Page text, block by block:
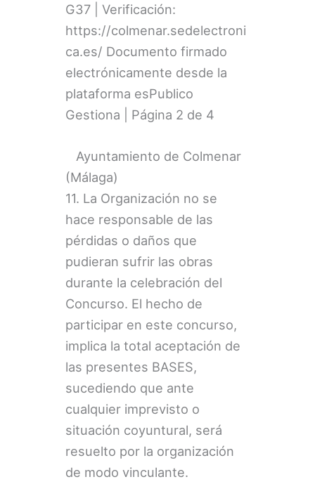
G37 | Verificación:
https://colmenar.sedelectroni
ca.es/ Documento firmado
electrónicamente desde la
plataforma esPublico
Gestiona | Página 2 de 4
Ayuntamiento de Colmenar
(Málaga)
11. La Organización no se
hace responsable de las
pérdidas o daños que
pudieran sufrir las obras
durante la celebración del
Concurso. El hecho de
participar en este concurso,
implica la total aceptación de
las presentes BASES,
sucediendo que ante
cualquier imprevisto o
situación coyuntural, será
resuelto por la organización
de modo vinculante.